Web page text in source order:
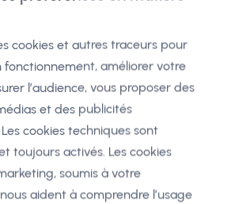
en les manipulant.
fourberies " finissent par apparaitre
2 pères " trompés " décident de se
un extraordinaire
nous ne dévoilerons pas ici tout
sort vainqueur !
pardonné de ses impostures ?
cookies et autres traceurs pour
fonctionnement, améliorer votre
l’audience, vous proposer des
et des publicités
cookies techniques sont
toujours activés. Les cookies
soumis à votre
aident à comprendre l’usage